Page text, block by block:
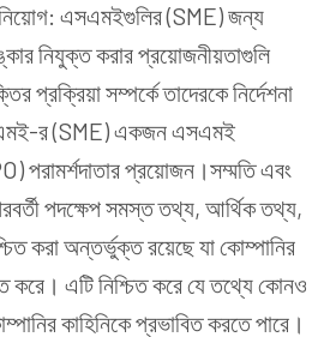
নিয়োগ: এসএমইগুলির (SME) জন্য
নিযুক্ত করার প্রয়োজনীয়তাগুলি
প্রক্রিয়া সম্পর্কে তাদেরকে নির্দেশনা
র (SME) একজন এসএমই
পরামর্শদাতার প্রয়োজন।সম্মতি এবং
পদক্ষেপ সমস্ত তথ্য, আর্থিক তথ্য,
করা অন্তর্ভুক্ত রয়েছে যা কোম্পানির
করে। এটি নিশ্চিত করে যে তথ্যে কোনও
কাহিনিকে প্রভাবিত করতে পারে।